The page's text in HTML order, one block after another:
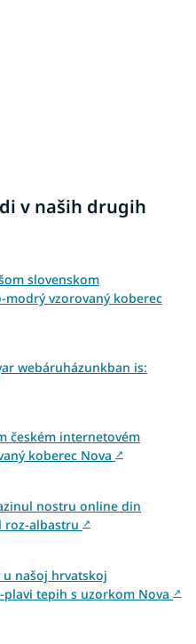
v naših drugih
slovenskom
vzorovaný koberec
webáruházunkban is:
českém internetovém
koberec Nova ↗
nostru online din
roz-albastru ↗
našoj hrvatskoj
tepih s uzorkom Nova ↗